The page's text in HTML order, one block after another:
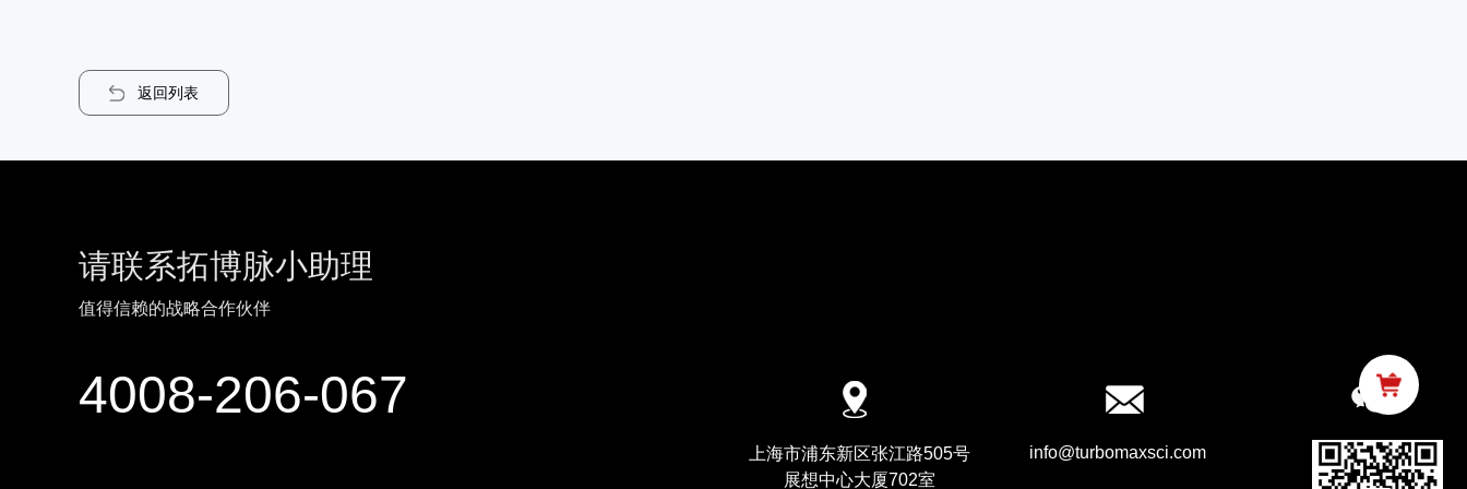
返回列表
请联系拓博脉小助理
值得信赖的战略合作伙伴
4008-206-067
上海市浦东新区张江路505号
展想中心大厦702室
info@turbomaxsci.com